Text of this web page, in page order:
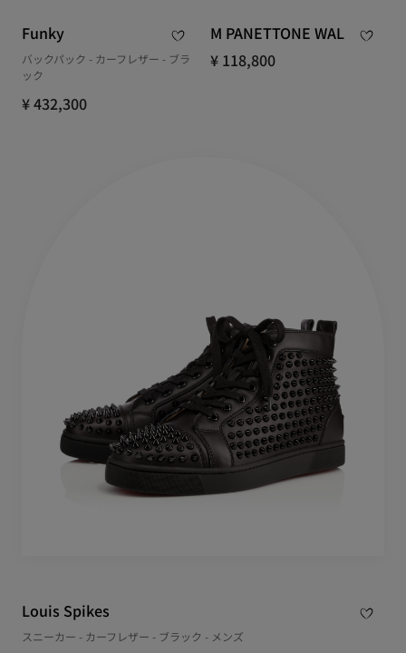
Funky
バックパック - カーフレザー - ブラ
ック
¥ 432,300
M PANETTONE WAL
¥ 118,800
Louis Spikes
スニーカー - カーフレザー - ブラック - メンズ